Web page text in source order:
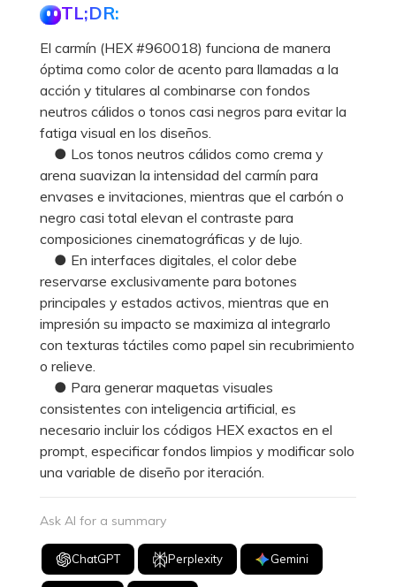
TL;DR:
El carmín (HEX #960018) funciona de manera
óptima como color de acento para llamadas a la
acción y titulares al combinarse con fondos
neutros cálidos o tonos casi negros para evitar la
fatiga visual en los diseños.
● Los tonos neutros cálidos como crema y
arena suavizan la intensidad del carmín para
envases e invitaciones, mientras que el carbón o
negro casi total elevan el contraste para
composiciones cinematográficas y de lujo.
● En interfaces digitales, el color debe
reservarse exclusivamente para botones
principales y estados activos, mientras que en
impresión su impacto se maximiza al integrarlo
con texturas táctiles como papel sin recubrimiento
o relieve.
● Para generar maquetas visuales
consistentes con inteligencia artificial, es
necesario incluir los códigos HEX exactos en el
prompt, especificar fondos limpios y modificar solo
una variable de diseño por iteración.
Ask AI for a summary
ChatGPT Perplexity Gemini